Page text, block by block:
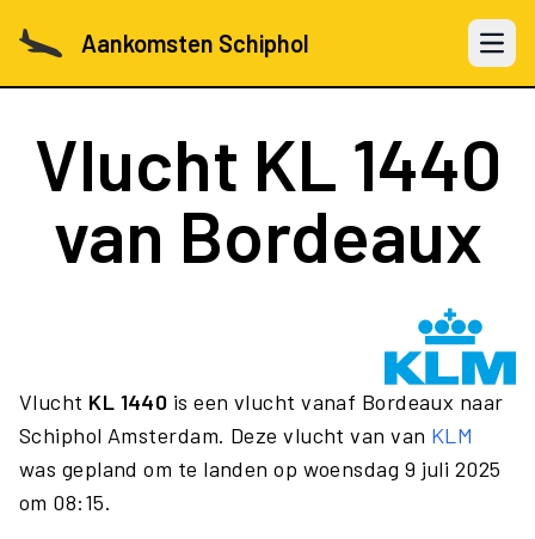
Aankomsten Schiphol Open
Vlucht KL 1440
van Bordeaux
Vlucht KL 1440 is een vlucht vanaf Bordeaux naar
Schiphol Amsterdam. Deze vlucht van van KLM
was gepland om te landen op woensdag 9 juli 2025
om 08:15.